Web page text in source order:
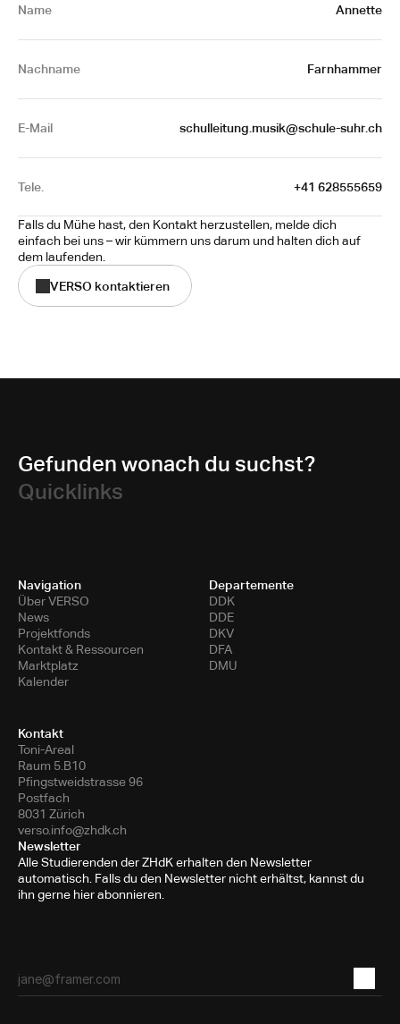
Name Annette
Nachname Farnhammer
E-Mail schulleitung.musik@schule-suhr.ch
Tele. +41 628555659
Falls du Mühe hast, den Kontakt herzustellen, melde dich
einfach bei uns – wir kümmern uns darum und halten dich auf
dem laufenden.
VERSO kontaktieren
Gefunden wonach du suchst?
Quicklinks
Navigation
Über VERSO
News
Projektfonds
Kontakt & Ressourcen
Marktplatz
Kalender
Departemente
DDK
DDE
DKV
DFA
DMU
Kontakt
Toni-Areal
Raum 5.B10
Pfingstweidstrasse 96
Postfach
8031 Zürich
verso.info@zhdk.ch
Newsletter
Alle Studierenden der ZHdK erhalten den Newsletter
automatisch. Falls du den Newsletter nicht erhältst, kannst du
ihn gerne hier abonnieren.